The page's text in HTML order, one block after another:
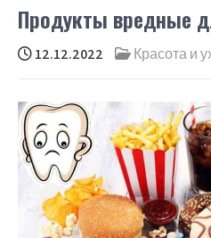
Продукты вредные
12.12.2022 Красота и